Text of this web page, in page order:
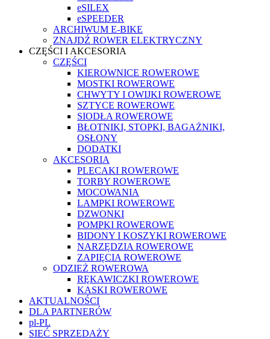
eSILEX
eSPEEDER
ARCHIWUM E-BIKE
ZNAJDŹ ROWER ELEKTRYCZNY
CZĘŚCI I AKCESORIA
CZĘŚCI
KIEROWNICE ROWEROWE
MOSTKI ROWEROWE
CHWYTY I OWIJKI ROWEROWE
SZTYCE ROWEROWE
SIODŁA ROWEROWE
BŁOTNIKI, STOPKI, BAGAŻNIKI,
OSŁONY
DODATKI
AKCESORIA
PLECAKI ROWEROWE
TORBY ROWEROWE
MOCOWANIA
LAMPKI ROWEROWE
DZWONKI
POMPKI ROWEROWE
BIDONY I KOSZYKI ROWEROWE
NARZĘDZIA ROWEROWE
ZAPIĘCIA ROWEROWE
ODZIEŻ ROWEROWA
RĘKAWICZKI ROWEROWE
KASKI ROWEROWE
AKTUALNOŚCI
DLA PARTNERÓW
pl-PL
SIEĆ SPRZEDAŻY